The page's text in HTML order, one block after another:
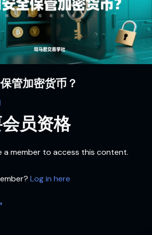
管加密货币？
员资格
a member to access this content.
Log in here